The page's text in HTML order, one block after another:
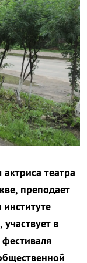
театра
преподает
в